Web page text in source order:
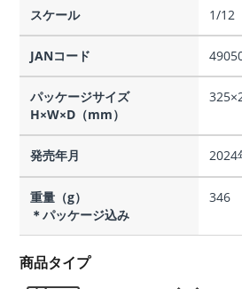
スケール 1/12
JANコード
パッケージサイズ
H×W×D（mm）
発売年月 2024
重量（g）
＊パッケージ込み
346
商品タイプ